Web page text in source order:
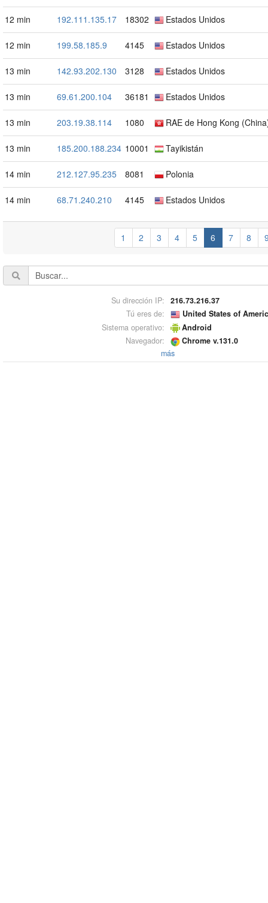
12 min 192.111.135.17 18302 Estados Unidos
12 min 199.58.185.9 4145 Estados Unidos
13 min 142.93.202.130 3128 Estados Unidos
13 min 69.61.200.104 36181 Estados Unidos
13 min 203.19.38.114 1080 RAE de Hong Kong
13 min 185.200.188.234 10001 Tayikistán
14 min 212.127.95.235 8081 Polonia
14 min 68.71.240.210 4145 Estados Unidos
1 2 3 4 5 6 7 8
Su dirección IP:
216.73.216.37
Tú eres de:
United States of
Sistema operativo:
Android
Navegador:
Chrome v.131.0
más